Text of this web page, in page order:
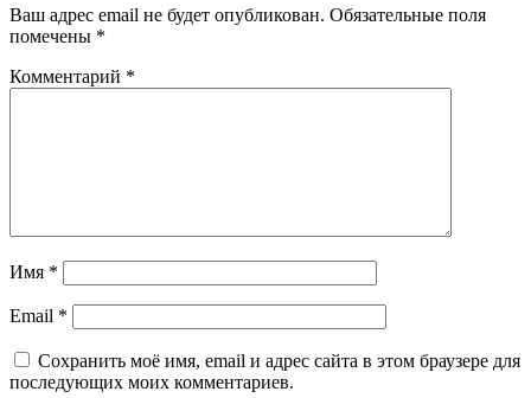
Ваш адрес email не будет опубликован. Обязательные поля
помечены *
Комментарий *
Имя *
Email *
Сохранить моё имя, email и адрес сайта в этом браузере для
последующих моих комментариев.